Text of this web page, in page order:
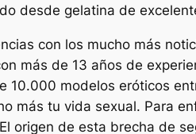
desde gelatina de
con los mucho más
más de 13 años de
modelos eróticos
más tu vida sexual. Para
origen de esta brecha de